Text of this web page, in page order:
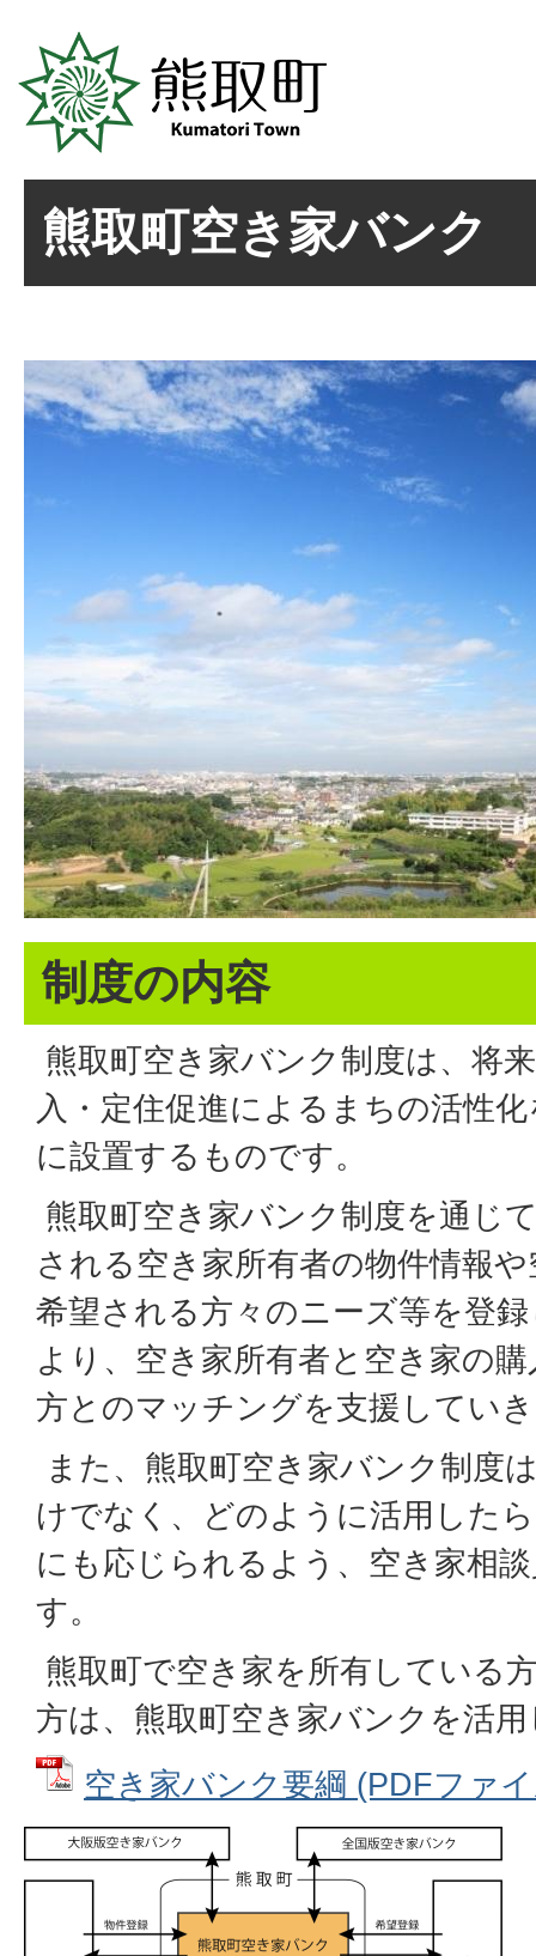
熊取町空き家バンク
制度の内容
熊取町空き家バンク制度は、将
入・定住促進によるまちの活性
に設置するものです。
熊取町空き家バンク制度を通じ
される空き家所有者の物件情報
希望される方々のニーズ等を登
より、空き家所有者と空き家の
方とのマッチングを支援してい
また、熊取町空き家バンク制度
けでなく、どのように活用した
にも応じられるよう、空き家相
す。
熊取町で空き家を所有している
方は、熊取町空き家バンクを活
空き家バンク要綱 (PDFファ